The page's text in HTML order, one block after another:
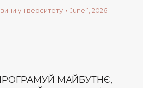
університету June 1, 2026
МАЙБУТНЄ,